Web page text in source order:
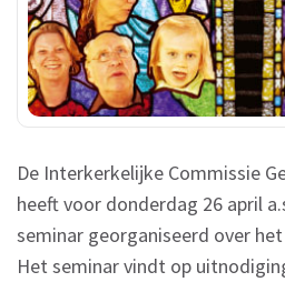
De Interkerkelijke Commissie
heeft voor donderdag 26 april
seminar georganiseerd over
Het seminar vindt op